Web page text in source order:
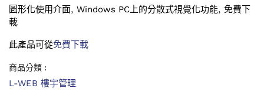
圖形化使用介面, Windows PC上的分散式視覺化功能, 免費下
載
此產品可從免費下載
商品分類 :
L-WEB 樓宇管理